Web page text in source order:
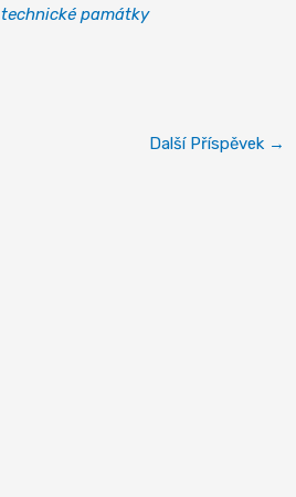
památky
Další Příspěvek →